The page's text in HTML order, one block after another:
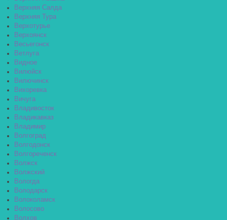
Верхняя Салда
Верхняя Тура
Верхотурье
Верхоянск
Весьегонск
Ветлуга
Видное
Вилюйск
Вилючинск
Вихоревка
Вичуга
Владивосток
Владикавказ
Владимир
Волгоград
Волгодонск
Волгореченск
Волжск
Волжский
Вологда
Володарск
Волоколамск
Волосово
Волхов